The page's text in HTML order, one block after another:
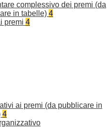
complessivo dei premi (da
in tabelle) 4
premi 4
ai premi (da pubblicare in
4